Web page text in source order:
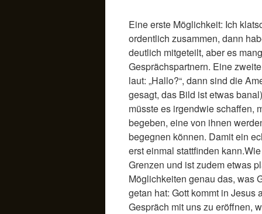
Eine erste Möglichkeit: Ich
ordentlich zusammen, dann
deutlich mitgeteilt, aber es
Gesprächspartnern. Eine
laut: „Hallo?“, dann sind die
gesagt, das Bild ist etwas
müsste es irgendwie schaffen,
begeben, eine von ihnen
begegnen können. Damit ein
erst einmal stattfinden
Grenzen und ist zudem etwas
Möglichkeiten genau das, was
getan hat: Gott kommt in Jesus
Gespräch mit uns zu eröffnen,